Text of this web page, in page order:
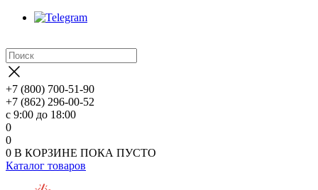
+7 (800) 700-51-90
+7 (862) 296-00-52
с 9:00 до 18:00
0
0
0 В КОРЗИНЕ ПОКА ПУСТО
Каталог товаров